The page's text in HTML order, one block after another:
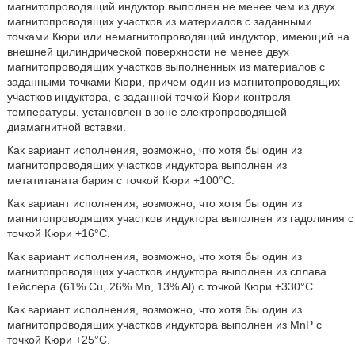
магнитопроводящий индуктор выполнен не менее чем из двух
магнитопроводящих участков из материалов с заданными
точками Кюри или немагнитопроводящий индуктор, имеющий на
внешней цилиндрической поверхности не менее двух
магнитопроводящих участков выполненных из материалов с
заданными точками Кюри, причем один из магнитопроводящих
участков индуктора, с заданной точкой Кюри контроля
температуры, установлен в зоне электропроводящей
диамагнитной вставки.
Как вариант исполнения, возможно, что хотя бы один из
магнитопроводящих участков индуктора выполнен из
метатитаната бария с точкой Кюри +100°C.
Как вариант исполнения, возможно, что хотя бы один из
магнитопроводящих участков индуктора выполнен из гадолиния с
точкой Кюри +16°C.
Как вариант исполнения, возможно, что хотя бы один из
магнитопроводящих участков индуктора выполнен из сплава
Гейслера (61% Cu, 26% Mn, 13% Al) с точкой Кюри +330°C.
Как вариант исполнения, возможно, что хотя бы один из
магнитопроводящих участков индуктора выполнен из MnP с
точкой Кюри +25°C.